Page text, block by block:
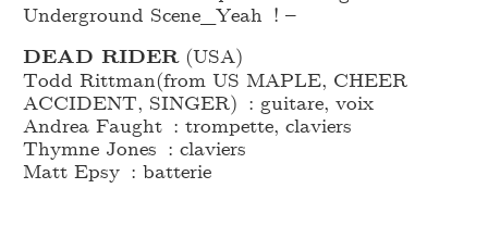
Underground Scene_Yeah ! –
DEAD RIDER(USA)
Todd Rittman(from US MAPLE, CHEER
ACCIDENT, SINGER) : guitare, voix
Andrea Faught : trompette, claviers
Thymne Jones : claviers
Matt Epsy : batterie